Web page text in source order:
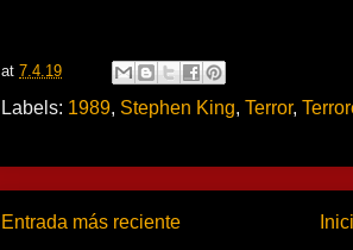
at 7.4.19
Labels: 1989, Stephen King, Terror,
Entrada más reciente